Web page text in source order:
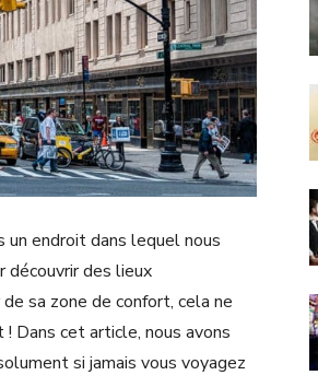
un endroit dans lequel nous
découvrir des lieux
sa zone de confort, cela ne
Dans cet article, nous avons
si jamais vous voyagez